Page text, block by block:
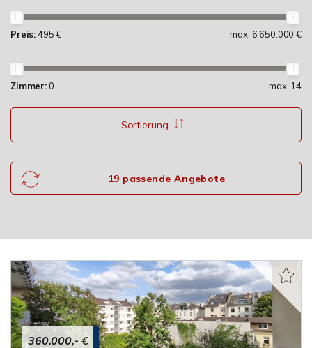
Preis:495 € max. 6.650.000 €
Zimmer: 0 max. 14
Sortierung
19 passende Angebote
360.000,- €